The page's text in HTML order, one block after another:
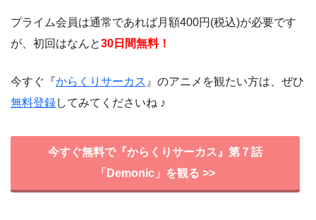
プライム会員は通常であれば月額400円(税込)が必要です
が、初回はなんと30日間無料！
今すぐ『からくりサーカス 』のアニメを観たい方は、ぜひ
無料登録してみてくださいね ♪
今すぐ無料で『からくりサーカス』第７話
「Demonic」を観る >>